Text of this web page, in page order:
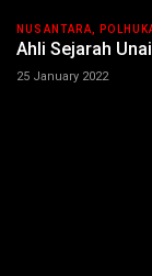
NUSANTARA,
Ahli Sejarah
25 January 2022